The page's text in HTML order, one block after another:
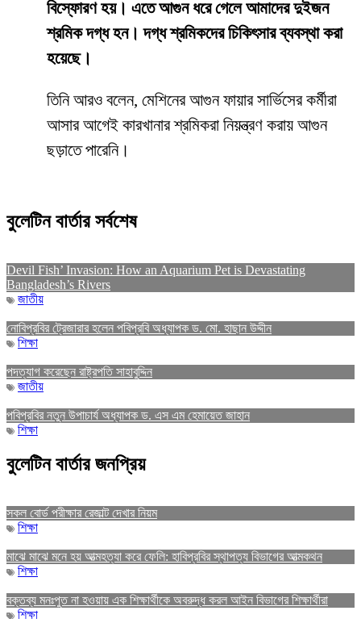
বিস্ফোরণ হয়। এতে আগুন ধরে গেলে আমাদের দুইজন
শ্রমিক দগ্ধ হন। দগ্ধ শ্রমিকদের চিকিৎসার ব্যবস্থা করা
হয়েছে।
তিনি আরও বলেন, মেশিনের আগুন ফায়ার সার্ভিসের কর্মীরা
আসার আগেই কারখানার শ্রমিকরা নিয়ন্ত্রণ করায় আগুন
ছড়াতে পারেনি।
বুলেটিন বার্তার সর্বশেষ
Devil Fish’ Invasion: How an Aquarium Pet is Devastating
Bangladesh’s Rivers
জাতীয়
নোবিপ্রবির ট্রেজারার হলেন পবিপ্রবি অধ্যাপক ড. মো. হাছান উদ্দীন
শিক্ষা
পদত্যাগ করেছেন রাষ্ট্রপতি সাহাবুদ্দিন
জাতীয়
পবিপ্রবির নতুন উপাচার্য অধ্যাপক ড. এস এম হেমায়েত জাহান
শিক্ষা
বুলেটিন বার্তার জনপ্রিয়
সকল বোর্ড পরীক্ষার রেজাল্ট দেখার নিয়ম
শিক্ষা
মাঝে মাঝে মনে হয় আত্মহত্যা করে ফেলি: হাবিপ্রবির স্থাপত্য বিভাগের আত্মকথন
শিক্ষা
বক্তব্য মনঃপুত না হওয়ায় এক শিক্ষার্থীকে অবরুদ্ধ করল আইন বিভাগের শিক্ষার্থীরা
শিক্ষা